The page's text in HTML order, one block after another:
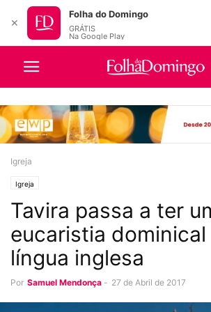
Igreja
Igreja
Tavira passa a ter
eucaristia dominical
língua inglesa
Por Samuel Mendonça - 27 de Abril de 2017
✕
Folha do Domingo
GRÁTIS
Na Google Play